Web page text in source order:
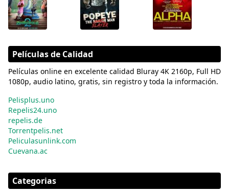
Películas de Calidad
Películas online en excelente calidad Bluray 4K 2160p, Full HD
1080p, audio latino, gratis, sin registro y toda la información.
Pelisplus.uno
Repelis24.uno
repelis.de
Torrentpelis.net
Peliculasunlink.com
Cuevana.ac
Categorias